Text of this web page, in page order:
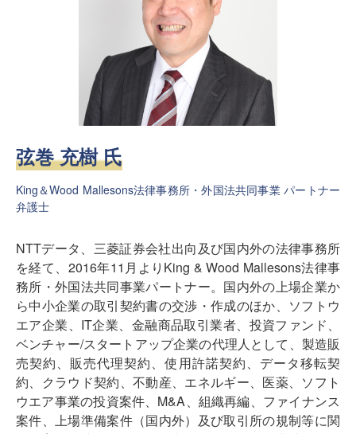
弦巻 充樹 氏
King＆Wood Mallesons法律事務所・外国法共同事業 パートナー
弁護士
NTTデータ、三菱証券会社出向及び国内外の法律事務所
を経て、2016年11月よりKing & Wood Mallesons法律事
務所・外国法共同事業パートナー。国内外の上場企業か
ら中小企業の取引契約書の交渉・作成のほか、ソフトウ
エア企業、IT企業、金融商品取引業者、投資ファンド、
ベンチャー/スタートアップ企業の代理人として、製造販
売契約、販売代理契約、使用許諾契約、データ移転契
約、クラウド契約、不動産、エネルギー、医薬、ソフト
ウエア事業の投資案件、M&A、組織再編、ファイナンス
案件、上場準備案件（国内外）及び取引所の規制等に関